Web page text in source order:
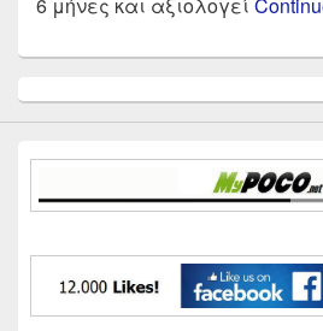
Sidebar
Widget